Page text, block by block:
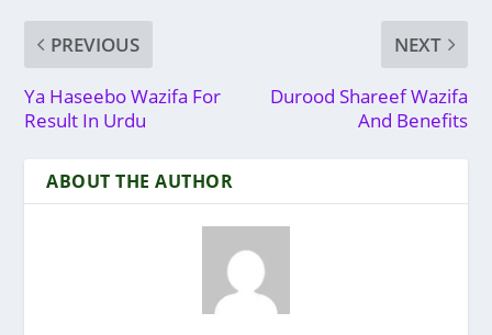
PREVIOUS
Ya Haseebo Wazifa For
Result In Urdu
NEXT
Durood Shareef Wazifa
And Benefits
ABOUT THE AUTHOR